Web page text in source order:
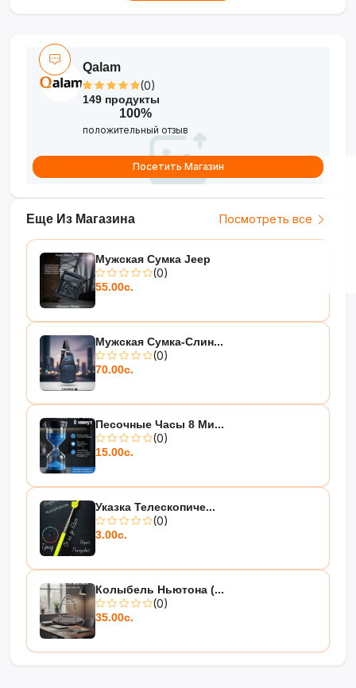
Еще Из Магазина Посмотреть все
Мужская Сумка Jeep
(0)
55.00с.
Мужская Сумка-Слин...
(0)
70.00с.
Песочные Часы 8 Ми...
(0)
15.00с.
Указка Телескопиче...
(0)
3.00с.
Колыбель Ньютона (...
(0)
35.00с.
Qalam
(0)
149 продукты
100%
положительный отзыв
Посетить Магазин